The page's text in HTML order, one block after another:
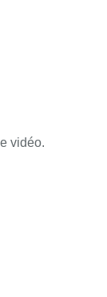
vidéo.